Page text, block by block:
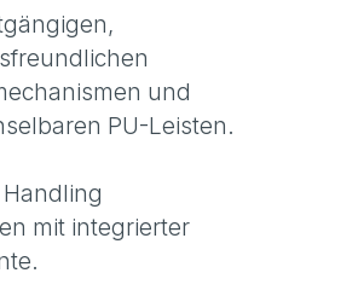
und
PU-Leisten.
mit integrierter